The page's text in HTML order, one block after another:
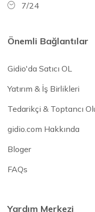
7/24
Önemli Bağlantılar
Gidio'da Satıcı OL
Yatırım & İş Birlikleri
Tedarikçi & Toptancı
gidio.com Hakkında
Bloger
FAQs
Yardım Merkezi